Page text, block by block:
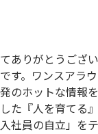
ありがとうござい
す。ワンスアラ
のホットな情報
た『人を育てる
社員の自立」を